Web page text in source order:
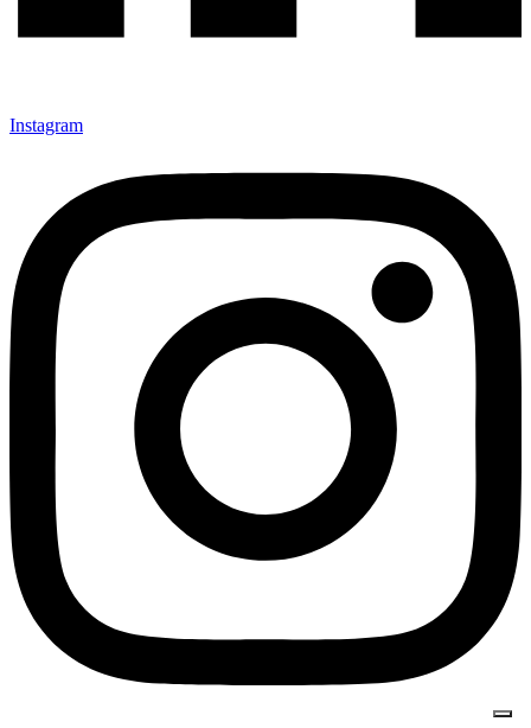
Instagram